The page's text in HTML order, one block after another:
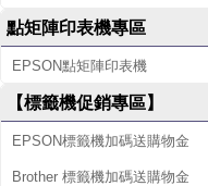
點矩陣印表機專區
EPSON點矩陣印表機
【標籤機促銷專區】
EPSON標籤機加碼送購物金
Brother 標籤機加碼送購物金